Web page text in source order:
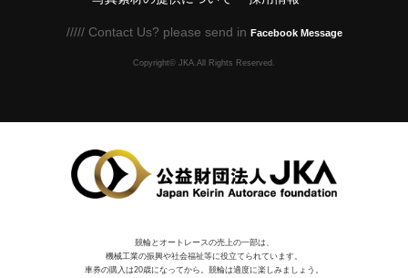
///// Contact Us? please send in Facebook Message
Copyright© JKA.All Rights Reserved.
競輪とオートレースの売上の一部は、
機械⼯業の振興や社会福祉等に役⽴てられています。
車券の購入は20歳になってから。競輪は適度に楽しみましょう。